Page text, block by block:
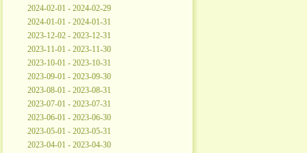
2024-02-01 - 2024-02-29
2024-01-01 - 2024-01-31
2023-12-02 - 2023-12-31
2023-11-01 - 2023-11-30
2023-10-01 - 2023-10-31
2023-09-01 - 2023-09-30
2023-08-01 - 2023-08-31
2023-07-01 - 2023-07-31
2023-06-01 - 2023-06-30
2023-05-01 - 2023-05-31
2023-04-01 - 2023-04-30